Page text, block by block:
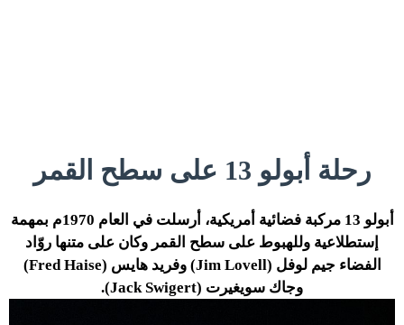
رحلة أبولو 13 على سطح القمر
أبولو 13 مركبة فضائية أمريكية، أرسلت في العام 1970م بمهمة
إستطلاعية وللهبوط على سطح القمر وكان على متنها روّاد
الفضاء جيم لوفل (Jim Lovell) وفريد هايس (Fred Haise)
وجاك سويغيرت (Jack Swigert).